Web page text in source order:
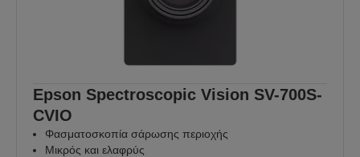
Epson Spectroscopic Vision SV-700S-
CVIO
Φασματοσκοπία σάρωσης περιοχής
Μικρός και ελαφρύς